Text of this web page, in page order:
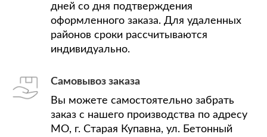
дней со дня подтверждения
оформленного заказа. Для удаленных
районов сроки рассчитываются
индивидуально.
Самовывоз заказа
Вы можете самостоятельно забрать
заказ с нашего производства по адресу
МО, г. Старая Купавна, ул. Бетонный